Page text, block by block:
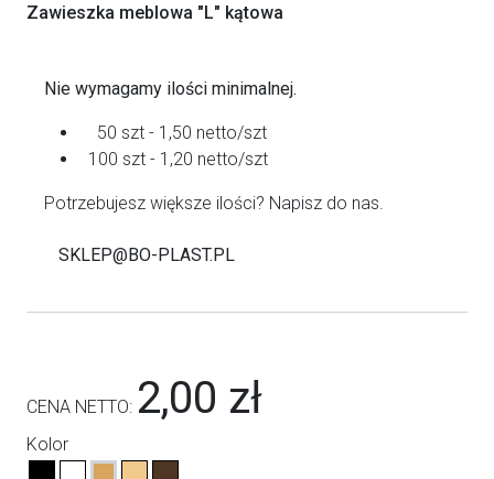
Zawieszka meblowa "L" kątowa
Nie wymagamy ilości minimalnej.
50 szt - 1,50 netto/szt
100 szt - 1,20 netto/szt
Potrzebujesz większe ilości? Napisz do nas.
SKLEP@BO-PLAST.PL
CENA NETTO: 2,00 zł
Kolor